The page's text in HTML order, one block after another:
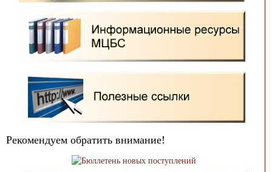
Рекомендуем обратить внимание!